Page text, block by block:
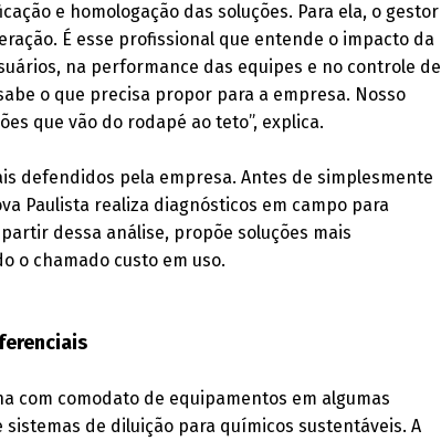
e homologação das soluções. Para ela, o gestor
É esse profissional que entende o impacto da
na performance das equipes e no controle de
o que precisa propor para a empresa. Nosso
que vão do rodapé ao teto”, explica.
defendidos pela empresa. Antes de simplesmente
Paulista realiza diagnósticos em campo para
dessa análise, propõe soluções mais
o chamado custo em uso.
com comodato de equipamentos em algumas
de diluição para químicos sustentáveis. A